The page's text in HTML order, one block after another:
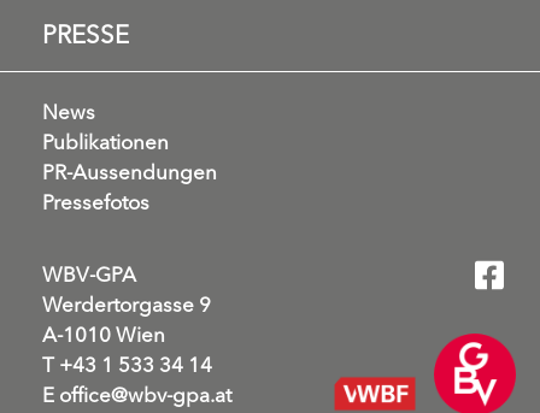
PRESSE
News
Publikationen
PR-Aussendungen
Pressefotos
WBV-GPA
Werdertorgasse 9
A-1010 Wien
T+43 1 533 34 14
E office@wbv-gpa.at